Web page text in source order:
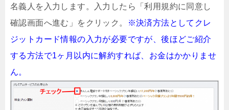
名義人を入力します。入力したら「利用規約に同意し
確認画面へ進む」をクリック。
※決済方法としてクレ
ジットカード情報の入力が必要ですが、後ほどご紹介
する方法で1ヶ月以内に解約すれば、お金はかかりませ
ん。